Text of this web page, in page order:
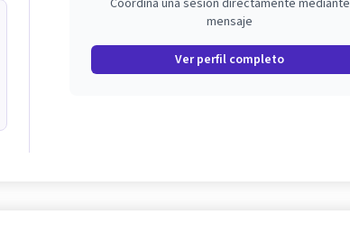
mensaje
Ver perfil completo